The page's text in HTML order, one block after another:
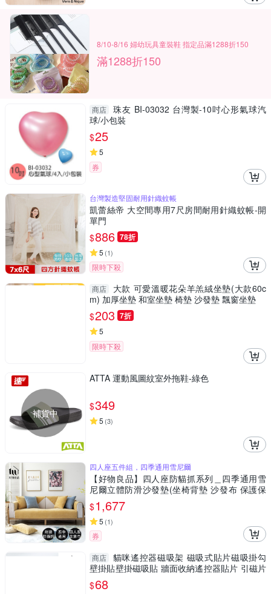
8/10-8/16 婦幼玩具童裝鞋 指定品滿1288折150
滿1288折150
商店
珠友 BI-03032 台灣製-10吋心形氣球汽
球/小包裝
$25
5
券
台灣製造堅固耐用針織蚊帳
凱蕾絲帝 大空間專用7尺房間耐用針織蚊帳-開
單門
$886 78折
5 (1)
限時下殺
商店
大款 可愛溫暖花朵羊羔絨坐墊(大款60c
m) 加厚坐墊 和室坐墊 椅墊 沙發墊 飄窗坐墊
$203 7折
5
限時下殺
補貨中
ATTA 運動風圖紋室外拖鞋-綠色
$349
5 (3)
四人座五件組，四季通用雪尼爾
【好物良品】四人座防貓抓系列＿四季通用雪
尼爾立體防滑沙發墊(坐椅背墊 沙發布 保護保
潔墊 靠背巾)
$1,677
5 (1)
券
商店
貓咪遙控器磁吸架 磁吸式貼片磁吸掛勾
壁掛貼壁掛磁吸貼 牆面收納遙控器貼片 引磁片
磁力貼
$68